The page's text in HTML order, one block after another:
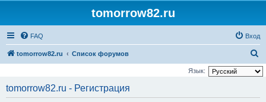
tomorrow82.ru
FAQ Вход
tomorrow82.ru Список форумов
о
Язык:
tomorrow82.ru - Регистрация